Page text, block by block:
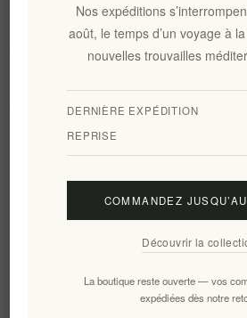
Mon compte
S'abonner Se désinscrire
Nos expéditions
août, le temps d’un voyage à
nouvelles trouvailles
DERNIÈRE EXPÉDITION
REPRISE
COMMANDEZ
Découvrir la
La boutique reste ouverte — vos
expédiées dès notre